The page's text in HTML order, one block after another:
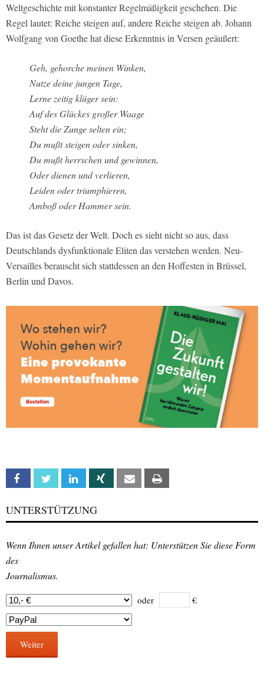
Weltgeschichte mit konstanter Regelmäßigkeit geschehen. Die
Regel lautet: Reiche steigen auf, andere Reiche steigen ab. Johann
Wolfgang von Goethe hat diese Erkenntnis in Versen geäußert:
Geh, gehorche meinen Winken,
Nutze deine jungen Tage,
Lerne zeitig klüger sein:
Auf des Glückes großer Waage
Steht die Zunge selten ein;
Du mußt steigen oder sinken,
Du mußt herrschen und gewinnen,
Oder dienen und verlieren,
Leiden oder triumphieren,
Amboß oder Hammer sein.
Das ist das Gesetz der Welt. Doch es sieht nicht so aus, dass
Deutschlands dysfunktionale Eliten das verstehen werden. Neu-
Versailles berauscht sich stattdessen an den Hoffesten in Brüssel,
Berlin und Davos.
Facebook Twitter Linkedin Xing Email
UNTERSTÜTZUNG
Wenn Ihnen unser Artikel gefallen hat: Unterstützen Sie diese Form
des
Journalismus.
oder €
Weiter